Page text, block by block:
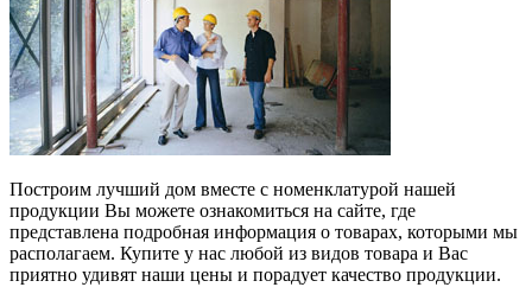
Построим лучший дом вместе с номенклатурой нашей
продукции Вы можете ознакомиться на сайте, где
представлена подробная информация о товарах, которыми мы
располагаем. Купите у нас любой из видов товара и Вас
приятно удивят наши цены и порадует качество продукции.